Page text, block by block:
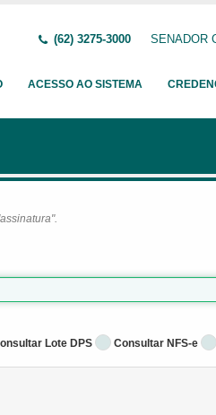
(62) 3275-3000 SENADOR
ACESSO AO SISTEMA
Lote DPS Consultar NFS-e